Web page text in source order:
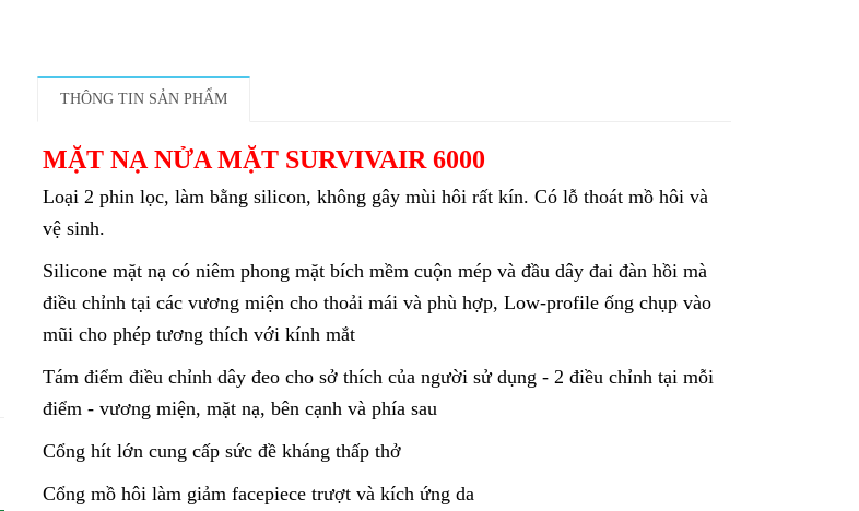
THÔNG TIN SẢN PHẨM
MẶT NẠ NỬA MẶT SURVIVAIR 6000
Loại 2 phin lọc, làm bằng silicon, không gây mùi hôi rất kín. Có lỗ thoát mồ hôi và
vệ sinh.
Silicone mặt nạ có niêm phong mặt bích mềm cuộn mép và đầu dây đai đàn hồi mà
điều chỉnh tại các vương miện cho thoải mái và phù hợp, Low-profile ống chụp vào
mũi cho phép tương thích với kính mắt
Tám điểm điều chỉnh dây đeo cho sở thích của người sử dụng - 2 điều chỉnh tại mỗi
điểm - vương miện, mặt nạ, bên cạnh và phía sau
Cổng hít lớn cung cấp sức đề kháng thấp thở
Cổng mồ hôi làm giảm facepiece trượt và kích ứng da